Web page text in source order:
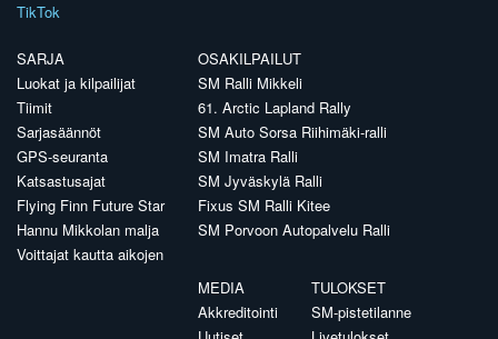
TikTok
SARJA
Luokat ja kilpailijat
Tiimit
Sarjasäännöt
GPS-seuranta
Katsastusajat
Flying Finn Future Star
Hannu Mikkolan malja
Voittajat kautta aikojen
OSAKILPAILUT
SM Ralli Mikkeli
61. Arctic Lapland Rally
SM Auto Sorsa Riihimäki-ralli
SM Imatra Ralli
SM Jyväskylä Ralli
Fixus SM Ralli Kitee
SM Porvoon Autopalvelu Ralli
MEDIA
Akkreditointi
TULOKSET
SM-pistetilanne